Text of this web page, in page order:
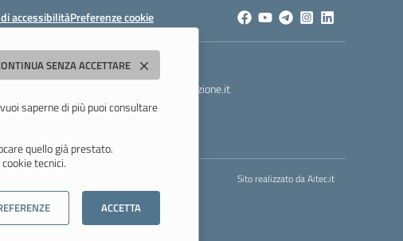
SENZA ACCETTARE
saperne di più puoi consultare
quello già prestato.
tecnici.
ACCETTA
accessibilitàPreferenze cookie
- Deledda"
morc08000g@pec.istruzione.it
Sito realizzato daAitec.it